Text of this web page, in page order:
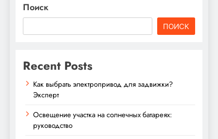
Поиск
ПОИСК
Recent Posts
Как выбрать электропривод для задвижки?
Эксперт
Освещение участка на солнечных батареях:
руководство